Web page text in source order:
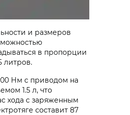
и размеров
в пропорции
литров.
Нм с приводом на
1.5 л, что
хода с заряженным
составит 87